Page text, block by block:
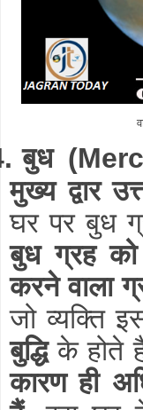
बुध
मुख्य द्वार
घर पर बुध
बुध ग्रह को
करने वाला
जो व्यक्ति
बुद्धिके होते
कारण ही